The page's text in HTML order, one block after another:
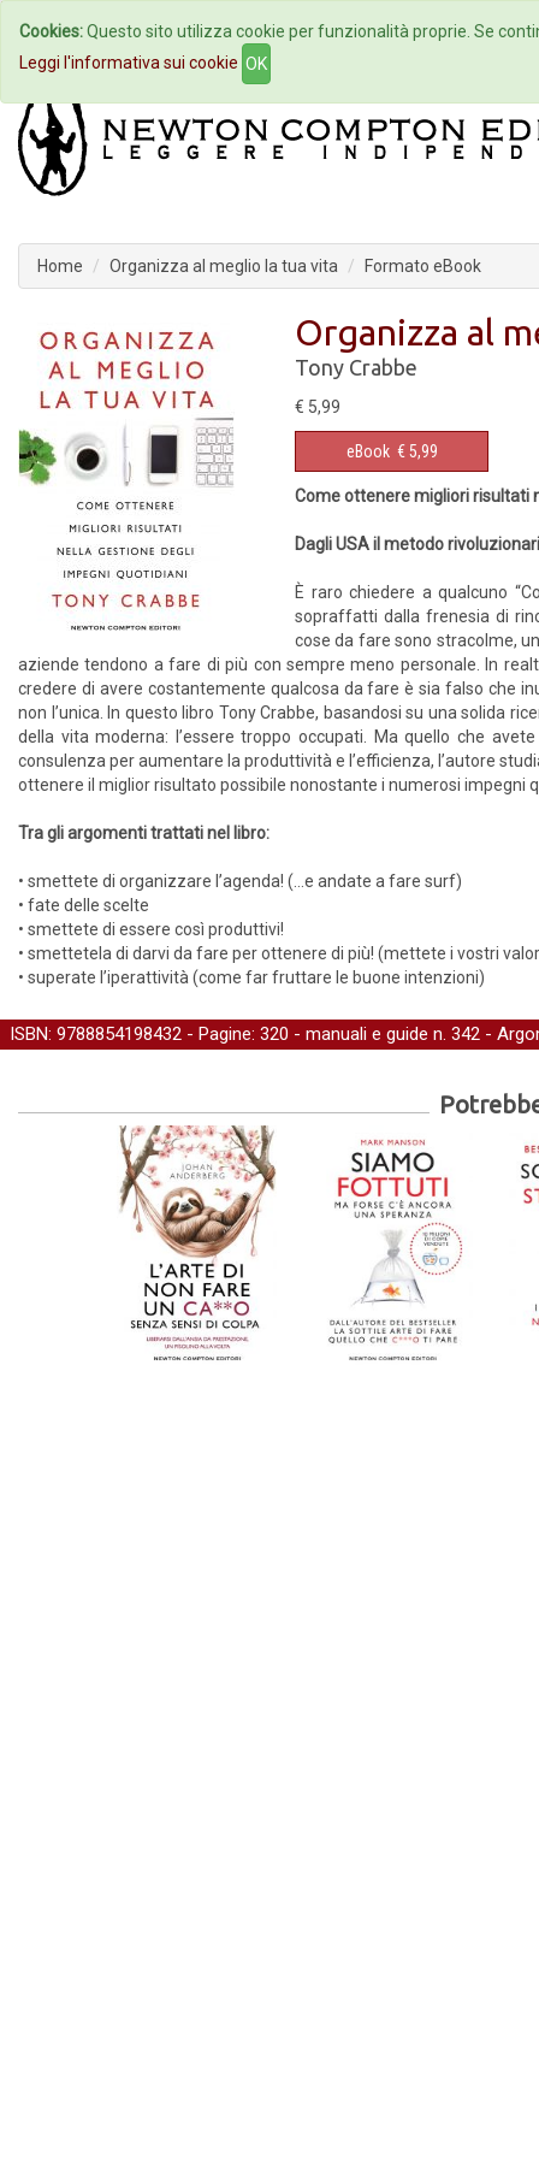
Home Autori Eventi
Home Organizza al meglio la tua vita Formato eBook
Organizza al
Tony Crabbe
€ 5,99
eBook € 5,99
Come ottenere migliori risultati
Dagli USA il metodo
È raro chiedere a qualcuno
sopraffatti dalla frenesia di
cose da fare sono stracolme,
aziende tendono a fare di più con sempre meno personale. In
credere di avere costantemente qualcosa da fare è sia falso che
non l’unica. In questo libro Tony Crabbe, basandosi su una solida
della vita moderna: l’essere troppo occupati. Ma quello che
consulenza per aumentare la produttività e l’efficienza, l’autore
ottenere il miglior risultato possibile nonostante i numerosi impegni
Tra gli argomenti trattati nel libro:
• smettete di organizzare l’agenda! (…e andate a fare surf)
• fate delle scelte
• smettete di essere così produttivi!
• smettetela di darvi da fare per ottenere di più! (mettete i vostri
• superate l’iperattività (come far fruttare le buone intenzioni)
ISBN: 9788854198432 - Pagine: 320 - manuali e guide n. 342 -
Cookies:Questo sito utilizza cookie per funzionalità proprie. Se
Leggi l'informativa sui cookie OK